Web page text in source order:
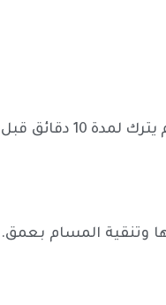
يتم خلط المكونات جيدا ثم توضع على البشرة وتدلك بحركات دائرية لمدة دقيقتين، ثم يترك لمدة 10 دقائق قبل
وتنقية المسام بعمق.